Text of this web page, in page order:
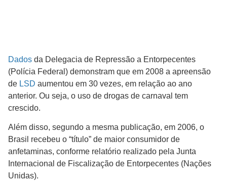
Dados da Delegacia de Repressão a Entorpecentes
(Polícia Federal) demonstram que em 2008 a apreensão
de LSD aumentou em 30 vezes, em relação ao ano
anterior. Ou seja, o uso de drogas de carnaval tem
crescido.
Além disso, segundo a mesma publicação, em 2006, o
Brasil recebeu o “título” de maior consumidor de
anfetaminas, conforme relatório realizado pela Junta
Internacional de Fiscalização de Entorpecentes (Nações
Unidas).